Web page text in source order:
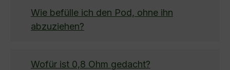
Wie befülle ich den Pod, ohne ihn
abzuziehen?
Wofür ist 0,8 Ohm gedacht?